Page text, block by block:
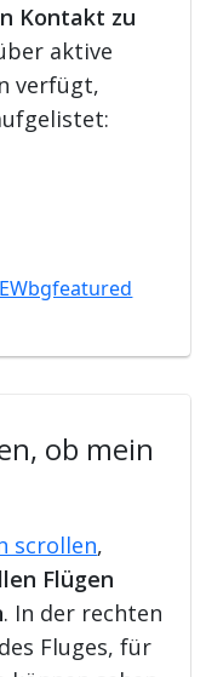
Kontakt zu
aktive
verfügt,
ob mein
scrollen,
Flügen
. In der rechten
Fluges, für